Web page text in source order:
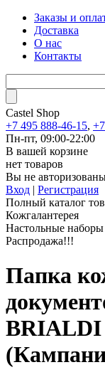
Заказы и
Доставка
О нас
Контакты
Castel Shop
+7 495 888-46-15,
Пн-пт, 09:00-22:00
В вашей корзине
нет товаров
Вы не
Вход | Регистрация
Полный каталог
Кожгалантерея
Настольные наборы
Распродажа!!!
Папка
BRIALDI